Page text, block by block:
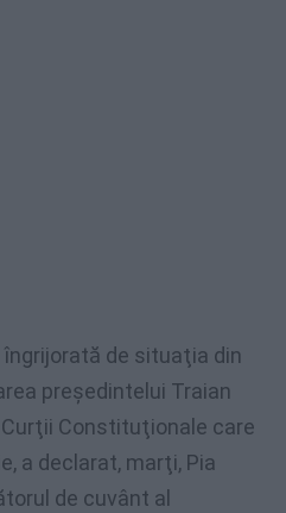
de situaţia din
preşedintelui Traian
Constituţionale care
a declarat, marţi, Pia
de cuvânt al